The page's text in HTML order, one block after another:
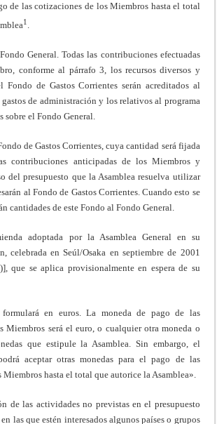
de las cotizaciones de los Miembros hasta el total
1 .
General. Todas las contribuciones efectuadas
conforme al párrafo 3, los recursos diversos y
Fondo de Gastos Corrientes serán acreditados al
de administración y los relativos al programa
sobre el Fondo General.
de Gastos Corrientes, cuya cantidad será fijada
contribuciones anticipadas de los Miembros y
del presupuesto que la Asamblea resuelva utilizar
al Fondo de Gastos Corrientes. Cuando esto se
cantidades de este Fondo al Fondo General.
adoptada por la Asamblea General en su
celebrada en Seúl/Osaka en septiembre de 2001
que se aplica provisionalmente en espera de su
formulará en euros. La moneda de pago de las
Miembros será el euro, o cualquier otra moneda o
que estipule la Asamblea. Sin embargo, el
aceptar otras monedas para el pago de las
hasta el total que autorice la Asamblea».
de las actividades no previstas en el presupuesto
las que estén interesados algunos países o grupos